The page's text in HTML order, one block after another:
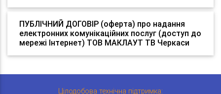
ПУБЛІЧНИЙ ДОГОВІР (оферта) про надання
електронних комунікаційних послуг (доступ до
мережі Інтернет) ТОВ МАКЛАУТ ТВ Черкаси
Цілодобова технічна підтримка: